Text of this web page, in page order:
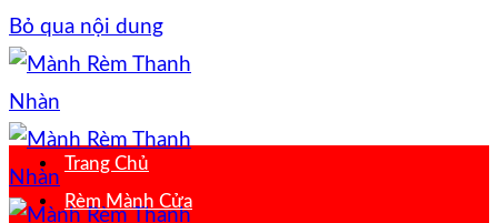
Bỏ qua nội dung
Trang Chủ
Rèm Mành Cửa